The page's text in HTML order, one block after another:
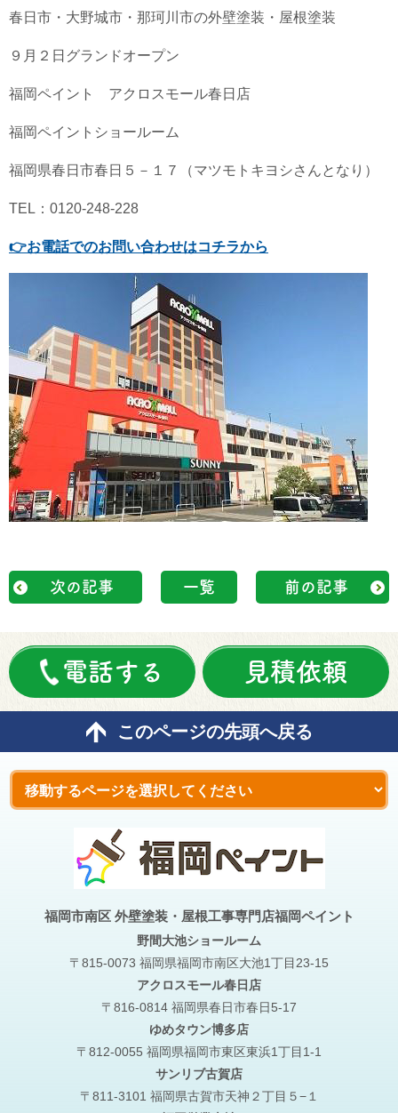
春日市・大野城市・那珂川市の外壁塗装・屋根塗装
９月２日グランドオープン
福岡ペイント アクロスモール春日店
福岡ペイントショールーム
福岡県春日市春日５－１７（マツモトキヨシさんとなり）
TEL：0120-248-228
👉お電話でのお問い合わせはコチラから
次の記事 一覧 前の記事
電話する 見積依頼
このページの先頭へ戻る
福岡市南区 外壁塗装・屋根工事専門店福岡ペイント
野間大池ショールーム
〒815-0073 福岡県福岡市南区大池1丁目23-15
アクロスモール春日店
〒816-0814 福岡県春日市春日5-17
ゆめタウン博多店
〒812-0055 福岡県福岡市東区東浜1丁目1-1
サンリブ古賀店
〒811-3101 福岡県古賀市天神２丁目５−１